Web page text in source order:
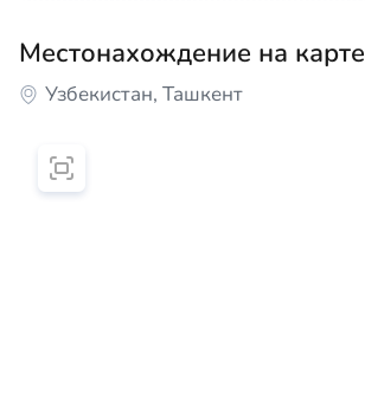
Местонахождение на карте
Узбекистан, Ташкент